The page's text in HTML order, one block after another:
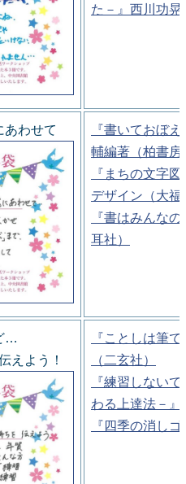
た－』西川功
あわせて
『書いておぼ
輔編著（柏書房
『まちの文字
デザイン（大福
『書はみんな
耳社）
…
えよう！
『ことしは筆
（二玄社）
『練習しない
わる上達法－
『四季の消し